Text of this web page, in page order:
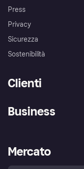
Press
Privacy
Sicurezza
Sostenibilità
Clienti
Assistenza
Esplora i negozi
Politica di protezione
Business
Accesso aziende
Mercato